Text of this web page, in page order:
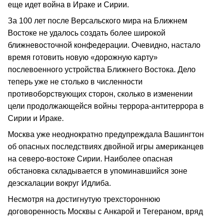
еще идет война в Ираке и Сирии.
За 100 лет после Версальского мира на Ближнем
Востоке не удалось создать более широкой
ближневосточной конфедерации. Очевидно, настало
время готовить новую «дорожную карту»
послевоенного устройства Ближнего Востока. Дело
теперь уже не столько в численности
противоборствующих сторон, сколько в изменении
цели продолжающейся войны террора‑антитеррора в
Сирии и Ираке.
Москва уже неоднократно предупреждала Вашингтон
об опасных последствиях двойной игры американцев
на северо‑востоке Сирии. Наиболее опасная
обстановка складывается в упоминавшийся зоне
деэскалации вокруг Идлиба.
Несмотря на достигнутую трехстороннюю
договоренность Москвы с Анкарой и Тегераном, вряд